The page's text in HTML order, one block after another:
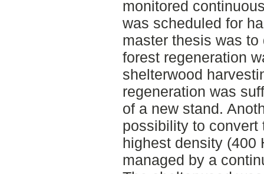
monitored
was scheduled for
master thesis was
forest regeneration
shelterwood
regeneration was
of a new stand.
possibility to convert
highest density (400
managed by a